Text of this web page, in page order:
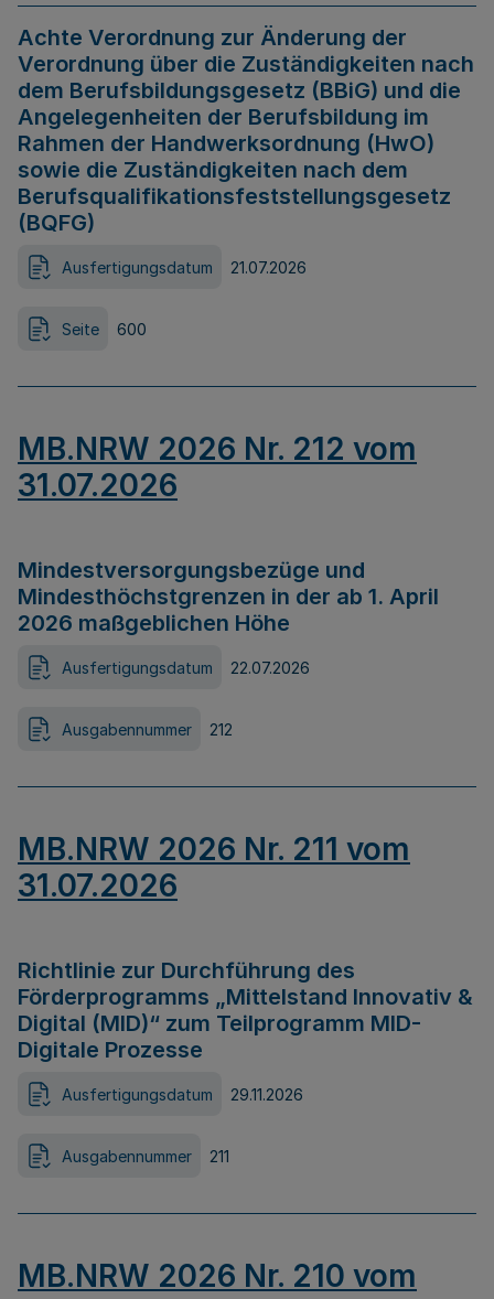
Achte Verordnung zur Änderung der
Verordnung über die Zuständigkeiten nach
dem Berufsbildungsgesetz (BBiG) und die
Angelegenheiten der Berufsbildung im
Rahmen der Handwerksordnung (HwO)
sowie die Zuständigkeiten nach dem
Berufsqualifikationsfeststellungsgesetz
(BQFG)
Ausfertigungsdatum 21.07.2026
Seite 600
MB.NRW 2026 Nr. 212 vom
31.07.2026
Mindestversorgungsbezüge und
Mindesthöchstgrenzen in der ab 1. April
2026 maßgeblichen Höhe
Ausfertigungsdatum 22.07.2026
Ausgabennummer 212
MB.NRW 2026 Nr. 211 vom
31.07.2026
Richtlinie zur Durchführung des
Förderprogramms „Mittelstand Innovativ &
Digital (MID)“ zum Teilprogramm MID-
Digitale Prozesse
Ausfertigungsdatum 29.11.2026
Ausgabennummer 211
MB.NRW 2026 Nr. 210 vom